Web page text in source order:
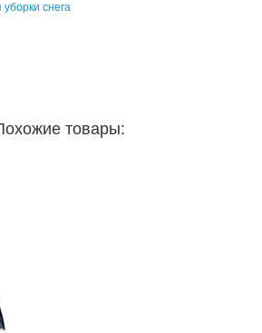
снега
товары: